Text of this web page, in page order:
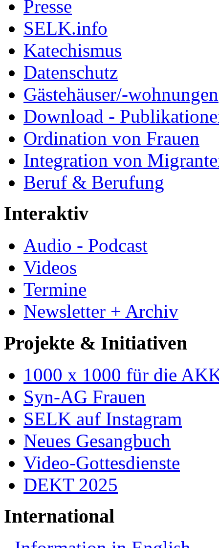
Presse
SELK.info
Katechismus
Datenschutz
Gästehäuser/-wohnungen
Download -
Ordination von Frauen
Integration von
Beruf & Berufung
Interaktiv
Audio - Podcast
Videos
Termine
Newsletter + Archiv
Projekte & Initiativen
1000 x 1000 für die
Syn-AG Frauen
SELK auf Instagram
Neues Gesangbuch
Video-Gottesdienste
DEKT 2025
International